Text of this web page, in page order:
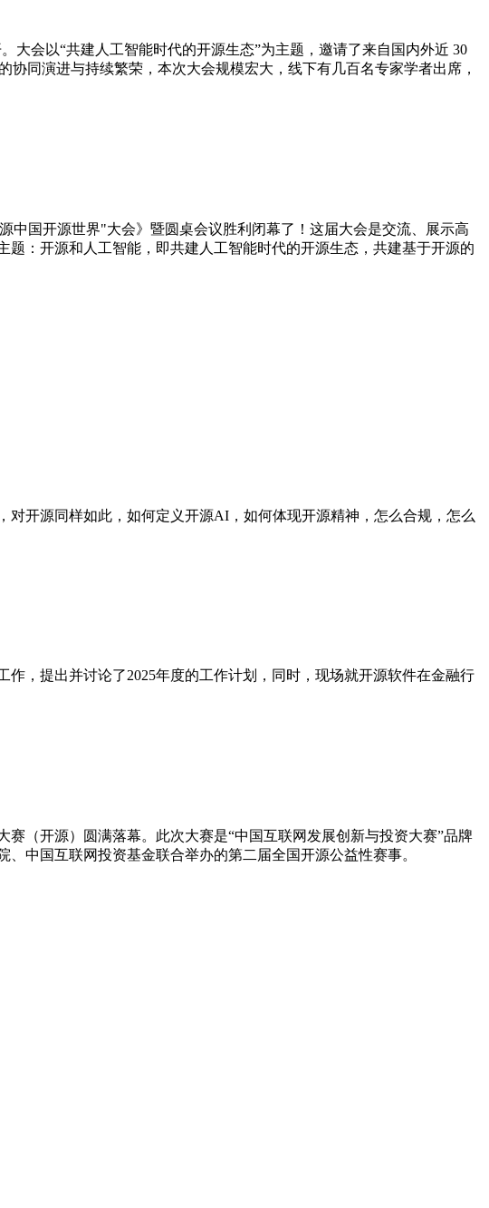
大会以“共建人工智能时代的开源生态”为主题，邀请了来自国内外近 30
同演进与持续繁荣，本次大会规模宏大，线下有几百名专家学者出席，
中国开源世界"大会》暨圆桌会议胜利闭幕了！这届大会是交流、展示高
：开源和人工智能，即共建人工智能时代的开源生态，共建基于开源的
开源同样如此，如何定义开源AI，如何体现开源精神，怎么合规，怎么
，提出并讨论了2025年度的工作计划，同时，现场就开源软件在金融行
赛（开源）圆满落幕。此次大赛是“中国互联网发展创新与投资大赛”品牌
中国互联网投资基金联合举办的第二届全国开源公益性赛事。